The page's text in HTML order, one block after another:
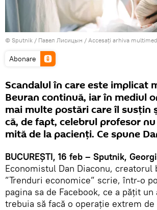
© Sputnik / Павел Лисицын / Accesați arhiva
Abonare
Scandalul în care este implicat
Beuran continuă, iar în mediul
mai multe postări care îl susțin
că, de fapt, celebrul profesor
mită de la pacienți. Ce spune
BUCUREȘTI, 16 feb – Sputnik,
Economistul Dan Diaconu, creatorul
”Trenduri economice” scrie, într-o
pagina sa de Facebook, ce a pățit
trebuia să facă o operație extrem de